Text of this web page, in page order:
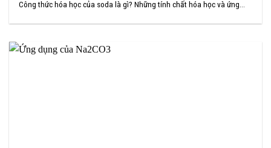
Công thức hóa học của soda là gì? Những tính chất hóa học và ứng...